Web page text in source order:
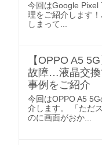
今回はGoogle Pixel
理をご紹介します
しまって...
【OPPO A5
故障…液晶交換
事例をご紹介
今回はOPPO A5
介します。 「ただ
のに画面がおか...